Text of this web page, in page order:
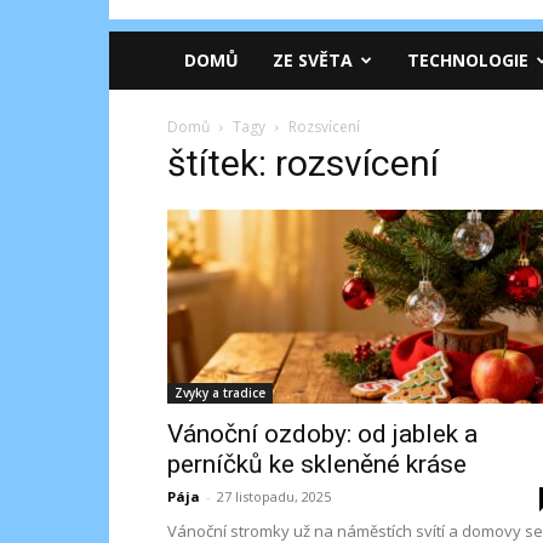
DOMŮ ZE SVĚTA TECHNOLOGIE
Domů Tagy Rozsvícení
štítek: rozsvícení
Zvyky a tradice
Vánoční ozdoby: od jablek a
perníčků ke skleněné kráse
Pája - 27 listopadu, 2025
Vánoční stromky už na náměstích svítí a domovy se